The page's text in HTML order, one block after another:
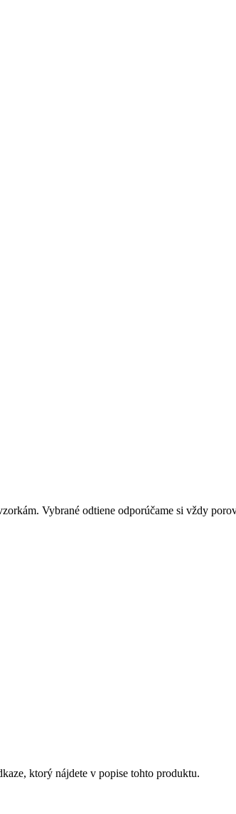
Vybrané odtiene odporúčame si vždy
ktorý nájdete v popise tohto produktu.